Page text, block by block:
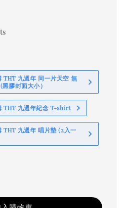
THT 九週年 同一片天空 無
膠封面大小）
THT 九週年紀念 T-shirt
THT 九週年 唱片墊 (2入一